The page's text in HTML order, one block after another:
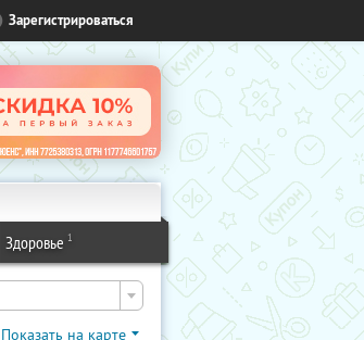
Зарегистрироваться
Здоровье 1
Показать на карте